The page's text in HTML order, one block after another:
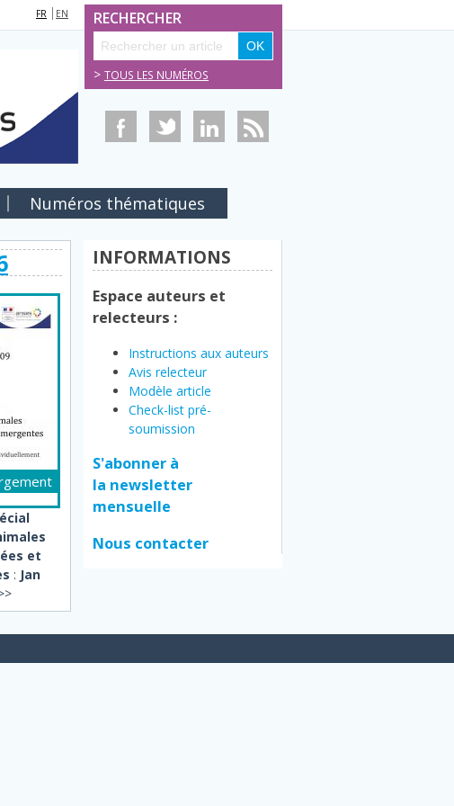
FR EN RECHERCHER
> TOUS LES NUMÉROS
Numéros thématiques
et
: Jan
INFORMATIONS
Espace auteurs et
relecteurs :
Instructions aux auteurs
Avis relecteur
Modèle article
Check-list pré-
soumission
S'abonner à
la newsletter
mensuelle
Nous contacter